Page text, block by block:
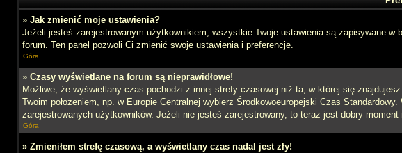
» Jak zmienić moje ustawienia?
Jeżeli jesteś zarejestrowanym użytkownikiem, wszystkie Twoje ustawienia są zapisywane
forum. Ten panel pozwoli Ci zmienić swoje ustawienia i preferencje.
Góra
» Czasy wyświetlane na forum są nieprawidłowe!
Możliwe, że wyświetlany czas pochodzi z innej strefy czasowej niż ta, w której się
Twoim położeniem, np. w Europie Centralnej wybierz Środkowoeuropejski Czas
zarejestrowanych użytkowników. Jeżeli nie jesteś zarejestrowany, to teraz jest dobry
Góra
» Zmieniłem strefę czasową, a wyświetlany czas nadal jest zły!